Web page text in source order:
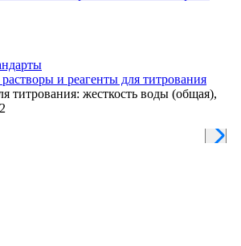
и реагенты для титрования
титрования: жесткость воды (общая),